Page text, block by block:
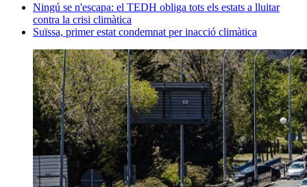
Ningú se n'escapa: el TEDH obliga tots els estats a lluitar
contra la crisi climàtica
Suïssa, primer estat condemnat per inacció climàtica